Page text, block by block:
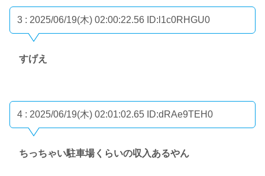
3 : 2025/06/19(木) 02:00:22.56 ID:l1c0RHGU0
すげえ
4 : 2025/06/19(木) 02:01:02.65 ID:dRAe9TEH0
ちっちゃい駐車場くらいの収入あるやん